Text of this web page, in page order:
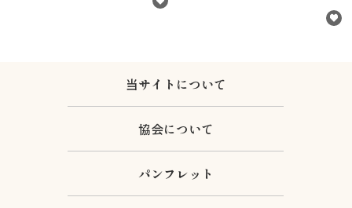
当サイトについて
協会について
パンフレット